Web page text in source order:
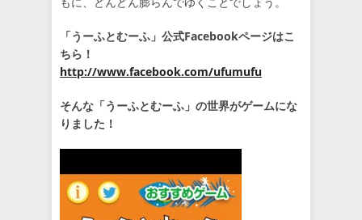
「うーふとむーふ」公式Facebookページはこ
ちら！
http://www.facebook.com/ufumufu
そんな「うーふとむーふ」の世界がゲームにな
りました！